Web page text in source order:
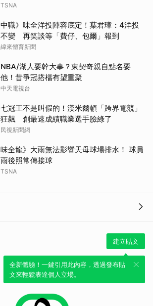
TSNA
中職》味全洋投陣容底定！葉君璋：4洋投
不變 再笑談等「費仔、包爾」報到
緯來體育新聞
NBA/湖人要幹大事？東契奇親自點名要
他！昔爭冠搭檔有望重聚
中天電視台
七冠王不是叫假的！漢米爾頓「跨界電競」
狂飆 創最速成績職業選手臉綠了
民視新聞網
味全龍》大雨無法影響天母球場排水！ 球員
雨後照常傳接球
TSNA
建立貼文
全新體驗！一鍵引用此內容，透過發布貼
文來輕鬆表達個人立場。